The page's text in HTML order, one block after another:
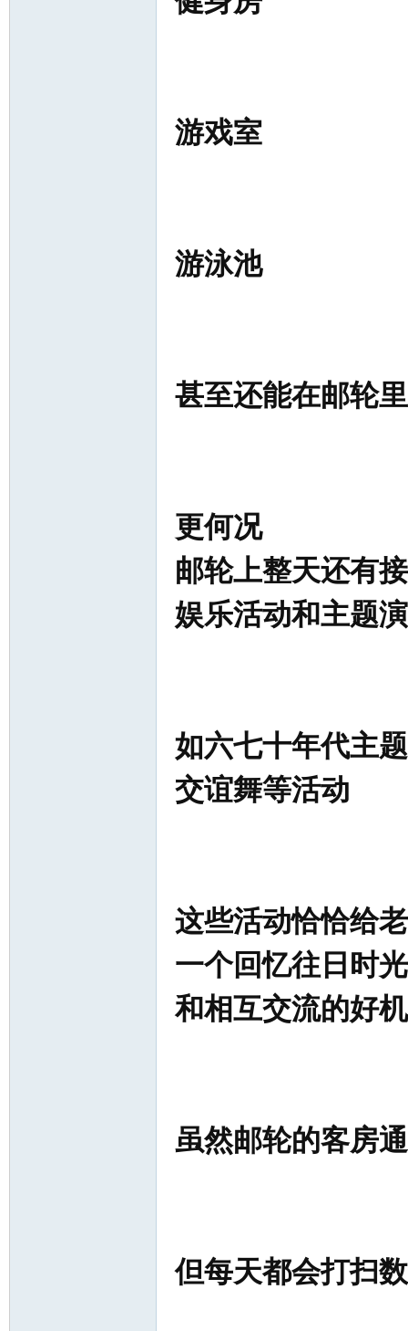
游戏室
游泳池
甚至还能在邮轮
更何况
邮轮上整天还有
娱乐活动和主题
如六七十年代主
交谊舞等活动
这些活动恰恰给
一个回忆往日时光
和相互交流的好
虽然邮轮的客房
但每天都会打扫